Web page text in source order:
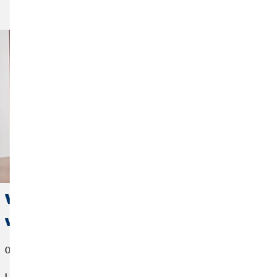
Vođenje evidencije budžeta: Kako
voditi vlastite financije
01. veljače 2022